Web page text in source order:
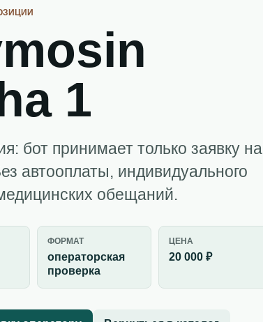
1
бот принимает только заявку на
автооплаты, индивидуального
обещаний.
ФОРМАТ
операторская
проверка
ЦЕНА
20 000 ₽